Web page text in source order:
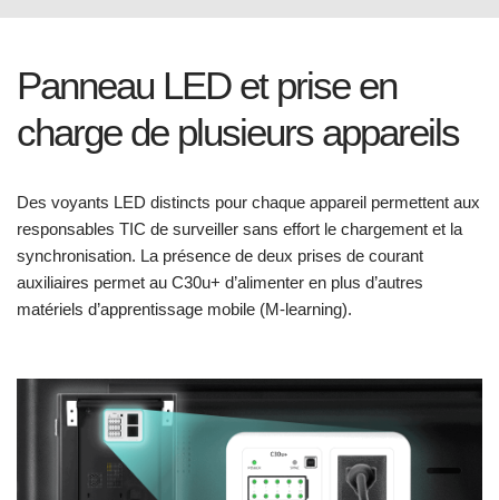
Panneau LED et prise en
charge de plusieurs appareils
Des voyants LED distincts pour chaque appareil permettent aux
responsables TIC de surveiller sans effort le chargement et la
synchronisation. La présence de deux prises de courant
auxiliaires permet au C30u+ d’alimenter en plus d’autres
matériels d’apprentissage mobile (M-learning).